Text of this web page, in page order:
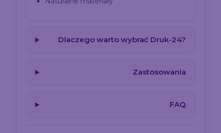
Dlaczego warto wybrać Druk-24?
Zastosowania
FAQ